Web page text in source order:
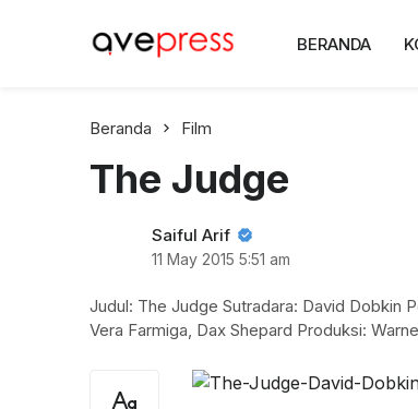
AvePress.com
Belajar dari Komentar
BERANDA
Beranda Film
The Judge
Saiful Arif
11 May 2015 5:51 am
Judul: The Judge Sutradara: David Dobkin
Vera Farmiga, Dax Shepard Produksi: